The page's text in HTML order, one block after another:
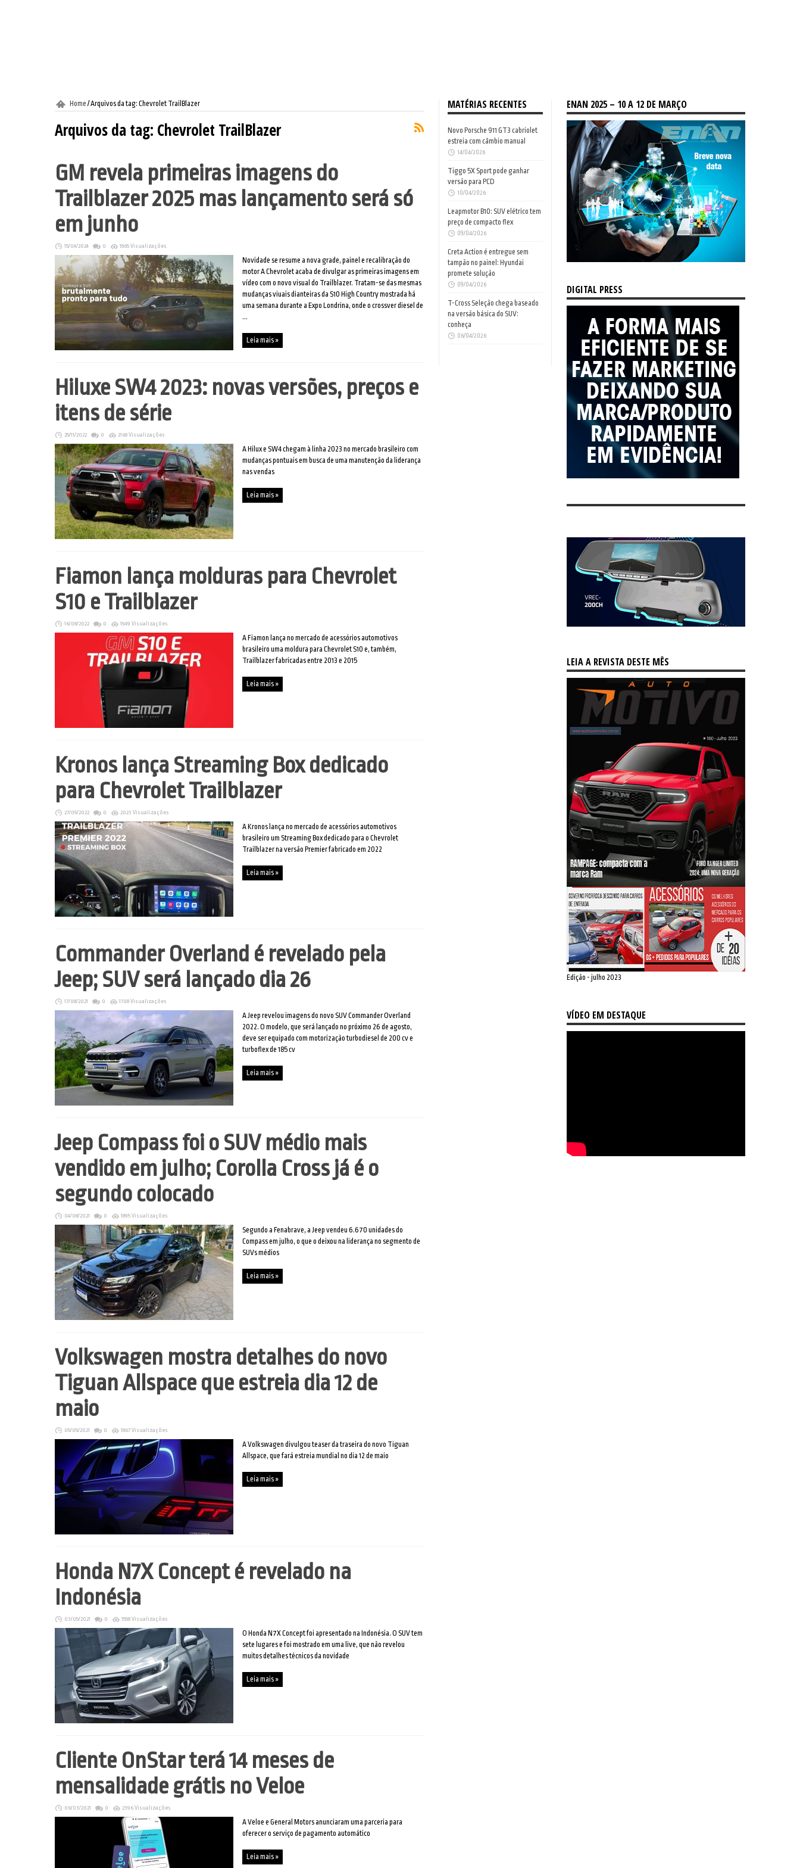
Home /Arquivos da tag: Chevrolet TrailBlazer
Arquivos da tag: Chevrolet TrailBlazer
GM revela primeiras imagens do
Trailblazer 2025 mas lançamento será só
em junho
15/04/2024 0 1865 Visualizações
Novidade se resume a nova grade, painel e recalibração do
motor A Chevrolet acaba de divulgar as primeiras imagens em
vídeo com o novo visual do Trailblazer. Tratam-se das mesmas
mudanças viuais dianteiras da S10 High Country mostrada há
uma semana durante a Expo Londrina, onde o crossver diesel de
...
Leia mais »
Hiluxe SW4 2023: novas versões, preços e
itens de série
25/11/2022 0 2168 Visualizações
A Hilux e SW4 chegam à linha 2023 no mercado brasileiro com
mudanças pontuais em busca de uma manutenção da liderança
nas vendas
Leia mais »
Fiamon lança molduras para Chevrolet
S10 e Trailblazer
16/08/2022 0 1949 Visualizações
A Fiamon lança no mercado de acessórios automotivos
brasileiro uma moldura para Chevrolet S10 e, também,
Trailblazer fabricadas entre 2013 e 2015
Leia mais »
Kronos lança Streaming Box dedicado
para Chevrolet Trailblazer
27/05/2022 0 2023 Visualizações
A Kronos lança no mercado de acessórios automotivos
brasileiro um Streaming Box dedicado para o Chevrolet
Trailblazer na versão Premier fabricado em 2022
Leia mais »
Commander Overland é revelado pela
Jeep; SUV será lançado dia 26
17/08/2021 0 1708 Visualizações
A Jeep revelou imagens do novo SUV Commander Overland
2022. O modelo, que será lançado no próximo 26 de agosto,
deve ser equipado com motorização turbodiesel de 200 cv e
turboflex de 185 cv
Leia mais »
Jeep Compass foi o SUV médio mais
vendido em julho; Corolla Cross já é o
segundo colocado
04/08/2021 0 1895 Visualizações
Segundo a Fenabrave, a Jeep vendeu 6.670 unidades do
Compass em julho, o que o deixou na liderança no segmento de
SUVs médios
Leia mais »
Volkswagen mostra detalhes do novo
Tiguan Allspace que estreia dia 12 de
maio
05/05/2021 0 1867 Visualizações
A Volkswagen divulgou teaser da traseira do novo Tiguan
Allspace, que fará estreia mundial no dia 12 de maio
Leia mais »
Honda N7X Concept é revelado na
Indonésia
03/05/2021 0 1558 Visualizações
O Honda N7X Concept foi apresentado na Indonésia. O SUV tem
sete lugares e foi mostrado em uma live, que não revelou
muitos detalhes técnicos da novidade
Leia mais »
Cliente OnStar terá 14 meses de
mensalidade grátis no Veloe
06/03/2021 0 2396 Visualizações
A Veloe e General Motors anunciaram uma parceria para
oferecer o serviço de pagamento automático
Leia mais »
MATÉRIAS RECENTES
Novo Porsche 911 GT3 cabriolet
estreia com câmbio manual
14/04/2026
Tiggo 5X Sport pode ganhar
versão para PCD
10/04/2026
Leapmotor B10: SUV elétrico tem
preço de compacto flex
09/04/2026
Creta Action é entregue sem
tampão no painel: Hyundai
promete solução
09/04/2026
T-Cross Seleção chega baseado
na versão básica do SUV:
conheça
06/04/2026
ENAN 2025 – 10 A 12 DE MARÇO
DIGITAL PRESS
LEIA A REVISTA DESTE MÊS
Edição - julho 2023
VÍDEO EM DESTAQUE